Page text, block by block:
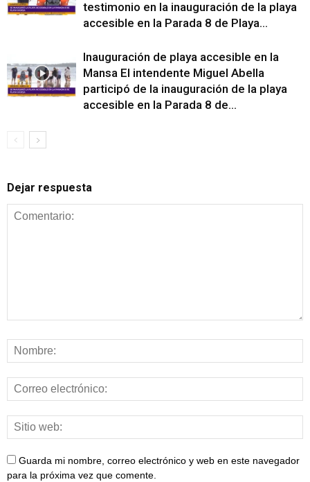
testimonio en la inauguración de la playa
accesible en la Parada 8 de Playa...
Inauguración de playa accesible en la
Mansa El intendente Miguel Abella
participó de la inauguración de la playa
accesible en la Parada 8 de...
Dejar respuesta
Guarda mi nombre, correo electrónico y web en este navegador
para la próxima vez que comente.